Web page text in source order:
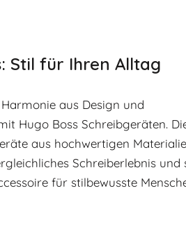
Stil für Ihren Alltag
aus Design und
Hugo Boss Schreibgeräten.
aus hochwertigen
Schreiberlebnis und
für stilbewusste